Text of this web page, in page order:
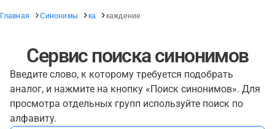
Главная Синонимы ка каждение
Сервис поиска синонимов
Введите слово, к которому требуется подобрать
аналог, и нажмите на кнопку «Поиск синонимов». Для
просмотра отдельных групп используйте поиск по
алфавиту.